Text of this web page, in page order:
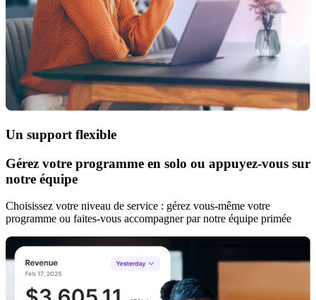
Un support flexible
Gérez votre programme en solo ou appuyez-vous sur
notre équipe
Choisissez votre niveau de service : gérez vous-même votre
programme ou faites-vous accompagner par notre équipe primée